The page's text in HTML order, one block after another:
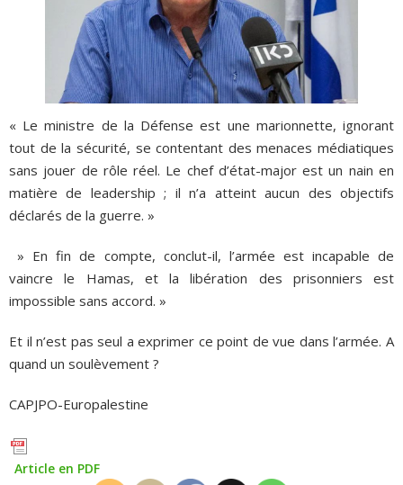
« Le ministre de la Défense est une marionnette, ignorant
tout de la sécurité, se contentant des menaces médiatiques
sans jouer de rôle réel. Le chef d’état-major est un nain en
matière de leadership ; il n’a atteint aucun des objectifs
déclarés de la guerre. »
» En fin de compte, conclut-il, l’armée est incapable de
vaincre le Hamas, et la libération des prisonniers est
impossible sans accord. »
Et il n’est pas seul a exprimer ce point de vue dans l’armée. A
quand un soulèvement ?
CAPJPO-Europalestine
Article en PDF